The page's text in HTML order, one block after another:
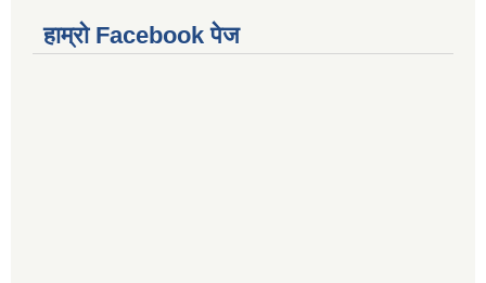
हाम्राे Facebook पेज